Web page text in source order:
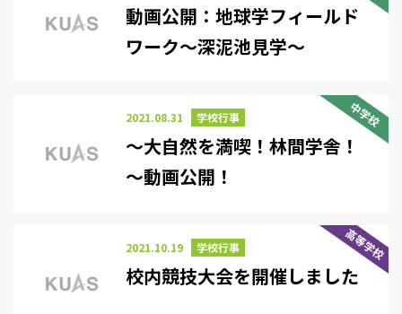
動画公開：地球学フィールド
ワーク～深泥池見学～
中学校
2021.08.31 学校行事
～大自然を満喫！林間学舎！
～動画公開！
高等学校
2021.10.19 学校行事
校内競技大会を開催しました